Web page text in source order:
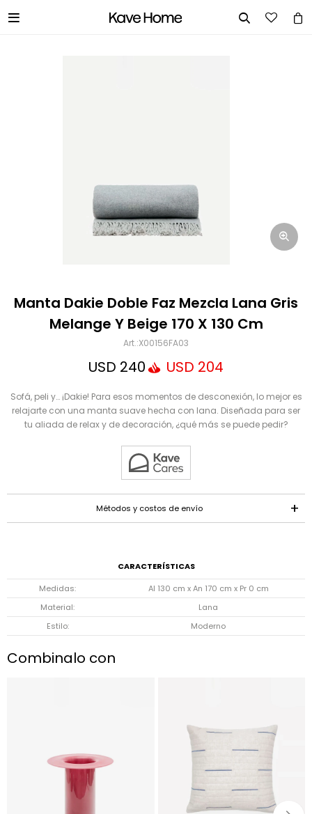
 
Manta Dakie Doble Faz Mezcla Lana Gris
Melange Y Beige 170 X 130 Cm
X00156FA03
USD 240 USD 204
Sofá, peli y… ¡Dakie! Para esos momentos de desconexión, lo mejor es
relajarte con una manta suave hecha con lana. Diseñada para ser
tu aliada de relax y de decoración, ¿qué más se puede pedir?
Métodos y costos de envío
CARACTERÍSTICAS
Medidas
Al 130 cm x An 170 cm x Pr 0 cm
Material
Lana
Estilo
Moderno
Combinalo con
Correo electrónico
Mensaje